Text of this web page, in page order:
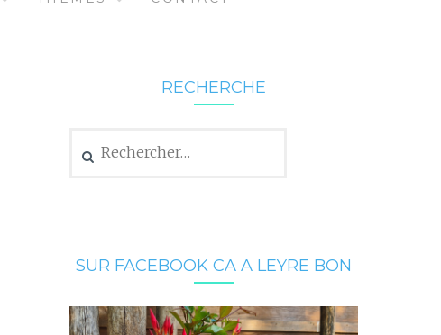
RECHERCHE
SUR FACEBOOK CA A LEYRE BON